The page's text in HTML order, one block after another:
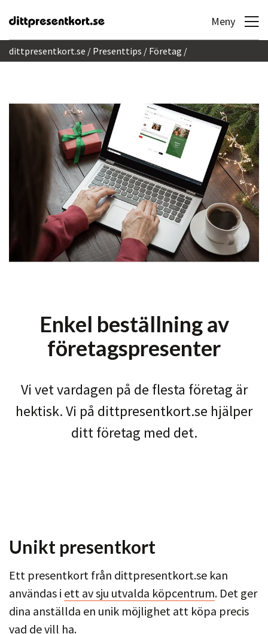
Meny
dittpresentkort.se Presenttips
Företag
Enkel beställning av
företagspresenter
Vi vet vardagen på de flesta företag är
hektisk. Vi på dittpresentkort.se hjälper
ditt företag med det.
Unikt presentkort
Ett presentkort från dittpresentkort.se kan
användas i ett av sju utvalda köpcentrum. Det ger
dina anställda en unik möjlighet att köpa precis
vad de vill ha.